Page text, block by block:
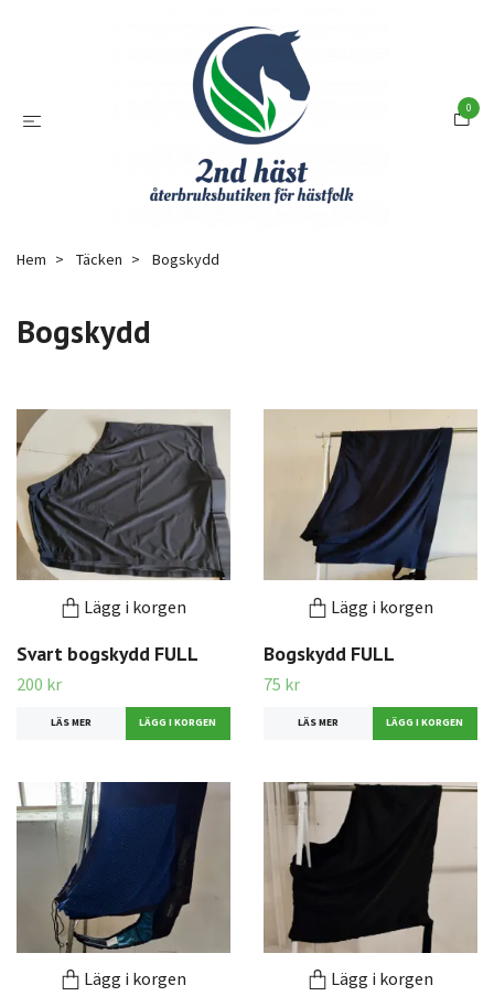
0
Hem Täcken Bogskydd
Bogskydd
Lägg i korgen
Svart bogskydd FULL
200 kr
LÄS MER
Lägg i korgen
Bogskydd FULL
75 kr
LÄS MER
Lägg i korgen Lägg i korgen